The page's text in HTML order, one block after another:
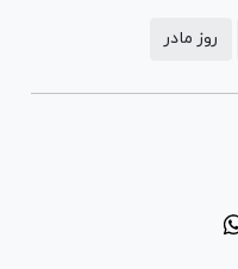
روز مادر